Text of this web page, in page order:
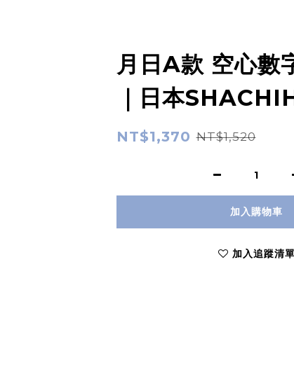
月日A款 空心數
｜日本
NT$1,370 NT$1,520
加入購物車
加入追蹤清單